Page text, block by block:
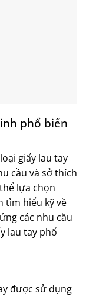
phổ biến
giấy lau tay
cầu và sở thích
lựa chọn
tìm hiểu kỹ về
các nhu cầu
lau tay phổ
được sử dụng